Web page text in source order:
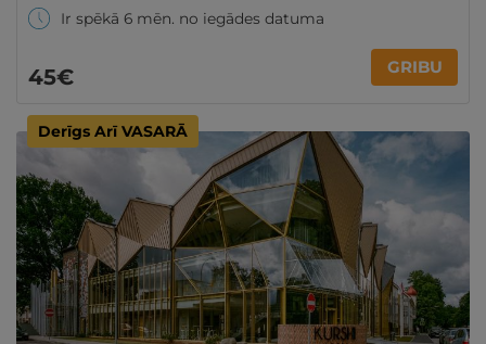
Ir spēkā 6 mēn. no iegādes datuma
45€ GRIBU
Derīgs Arī VASARĀ